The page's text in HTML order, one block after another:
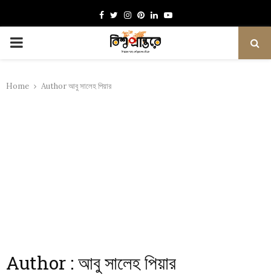
Facebook
TwitterInstagram
Pinterest
LinkedinYoutube
PRIMARY
Home Authorআবু সালেহ পিয়ার
Author : আবু সালেহ পিয়ার